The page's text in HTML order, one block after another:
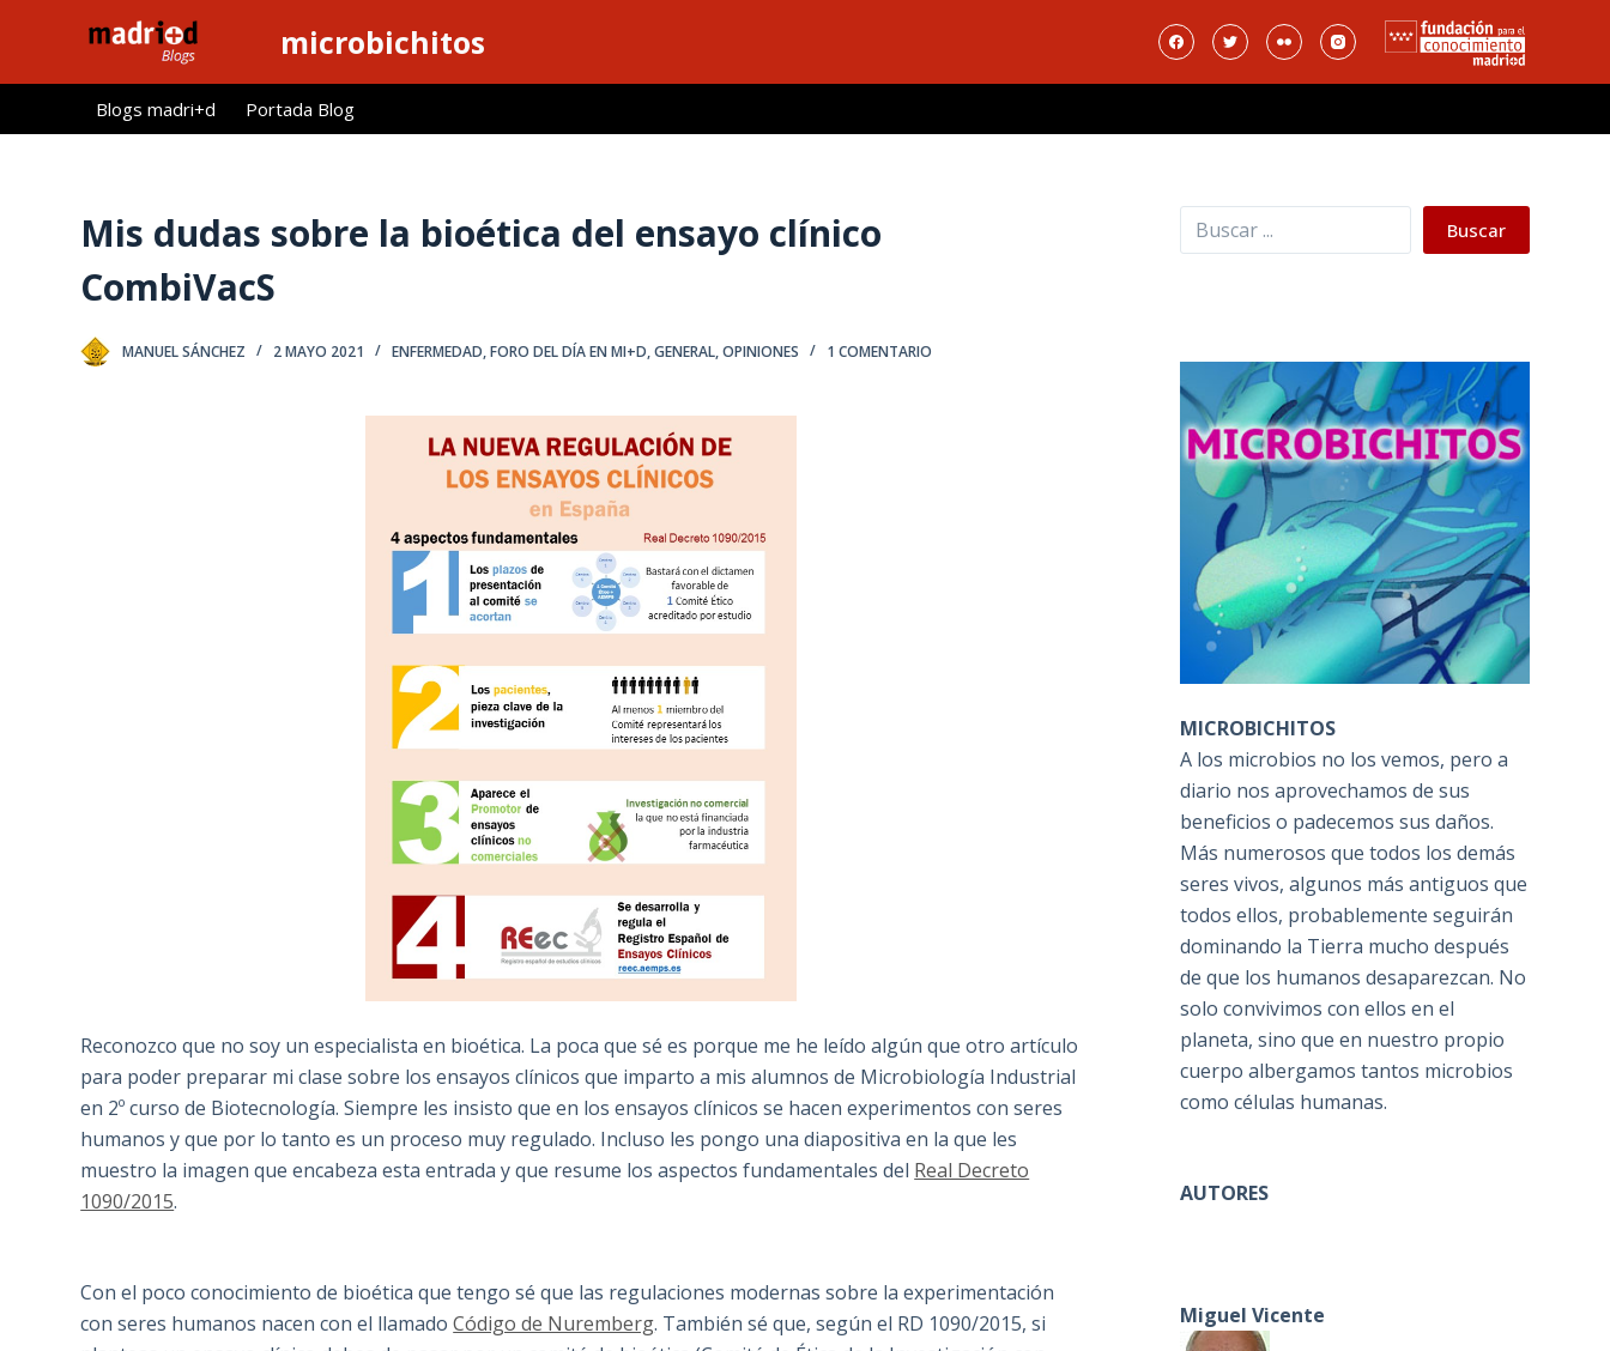
l
microbichitos
Blogs madri+d Portada Blog
Mis dudas sobre la bioética del ensayo clínico
CombiVacS
MANUEL SÁNCHEZ 2 MAYO 2021 ENFERMEDAD,FORO DEL DÍA EN MI+D,GENERAL,OPINIONES 1 COMENTARIO
Reconozco que no soy un especialista en bioética. La poca que sé es porque me he leído algún que otro artículo
para poder preparar mi clase sobre los ensayos clínicos que imparto a mis alumnos de Microbiología Industrial
en 2º curso de Biotecnología. Siempre les insisto que en los ensayos clínicos se hacen experimentos con seres
humanos y que por lo tanto es un proceso muy regulado. Incluso les pongo una diapositiva en la que les
muestro la imagen que encabeza esta entrada y que resume los aspectos fundamentales del Real Decreto
1090/2015.
Con el poco conocimiento de bioética que tengo sé que las regulaciones modernas sobre la experimentación
con seres humanos nacen con el llamadoCódigo de Nuremberg. También sé que, según el RD 1090/2015, si
Buscar Buscar
MICROBICHITOS
A los microbios no los vemos, pero a
diario nos aprovechamos de sus
beneficios o padecemos sus daños.
Más numerosos que todos los demás
seres vivos, algunos más antiguos que
todos ellos, probablemente seguirán
dominando la Tierra mucho después
de que los humanos desaparezcan. No
solo convivimos con ellos en el
planeta, sino que en nuestro propio
cuerpo albergamos tantos microbios
como células humanas.
AUTORES
Miguel Vicente